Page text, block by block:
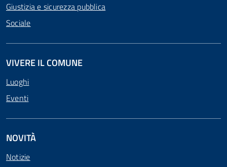
Giustizia e sicurezza pubblica
Sociale
VIVERE IL COMUNE
Luoghi
Eventi
NOVITÀ
Notizie